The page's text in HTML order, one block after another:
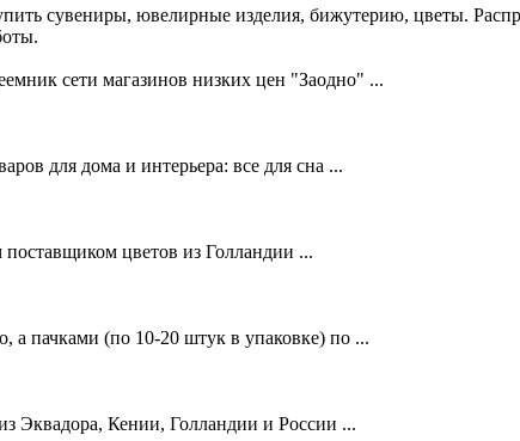
сувениры, ювелирные изделия, бижутерию, цветы.
сети магазинов низких цен "Заодно" ...
для дома и интерьера: все для сна ...
цветов из Голландии ...
пачками (по 10-20 штук в упаковке) по ...
Эквадора, Кении, Голландии и России ...